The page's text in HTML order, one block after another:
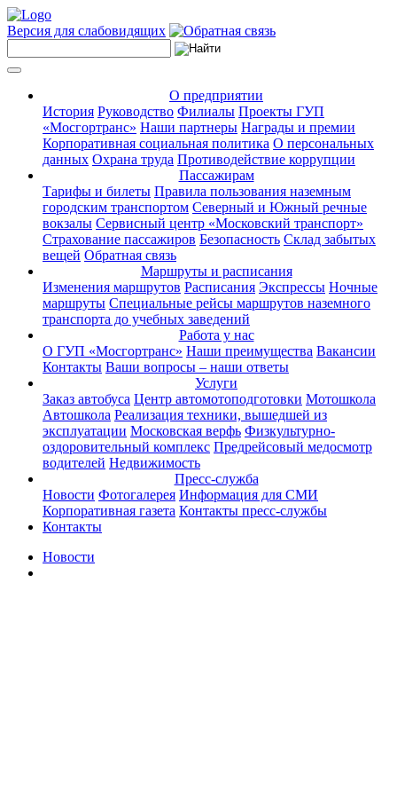
Версия для слабовидящих
О предприятии
История Руководство Филиалы Проекты ГУП
«Мосгортранс» Наши партнеры Награды и премии
Корпоративная социальная политика О персональных
данных Охрана труда Противодействие коррупции
Пассажирам
Тарифы и билеты Правила пользования наземным
городским транспортом Северный и Южный речные
вокзалы Сервисный центр «Московский транспорт»
Страхование пассажиров Безопасность Склад забытых
вещей Обратная связь
Маршруты и расписания
Изменения маршрутов Расписания Экспрессы Ночные
маршруты Специальные рейсы маршрутов наземного
транспорта до учебных заведений
Работа у нас
О ГУП «Мосгортранс» Наши преимущества Вакансии
Контакты Ваши вопросы – наши ответы
Услуги
Заказ автобуса Центр автомотоподготовки Мотошкола
Автошкола Реализация техники, вышедшей из
эксплуатации Московская верфь Физкультурно-
оздоровительный комплекс Предрейсовый медосмотр
водителей Недвижимость
Пресс-служба
Новости Фотогалерея Информация для СМИ
Корпоративная газета Контакты пресс-службы
Контакты
Новости